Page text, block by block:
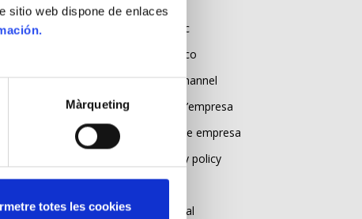
sitio web dispone de enlaces
Màrqueting
totes les cookies
Canal Ètic
Canal Ético
Ethical Channel
Política d’empresa
Política de empresa
Company policy
Avis legal
Aviso legal